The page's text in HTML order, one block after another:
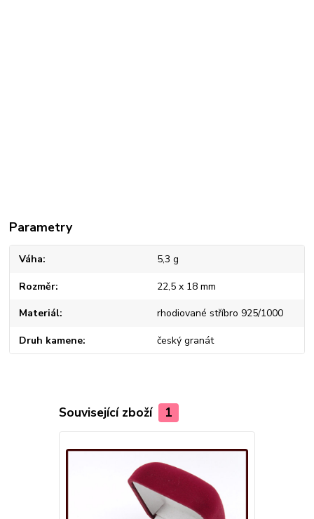
Parametry
Váha 5,3 g
Rozměr 22,5 x 18 mm
Materiál rhodiované stříbro 925/1000
Druh kamene český granát
Související zboží 1